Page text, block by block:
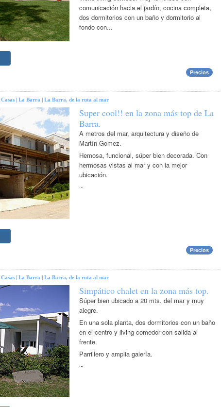
comunicación hacia el jardín, cocina completa,
dos dormitorios con un baño y dormitorio al
fondo con...
Precios
Casas La Barra La Barra, de la ruta al mar
Super cool!! en la zona más top de La
Barra.
A metros del mar, arquitectura y diseño de
Martín Gomez.
Hemosa, funcional, súper bien decorada. Con
hermosas vistas al mar y con la mejor
ubicación.
...
Precios
Casas La Barra La Barra, de la ruta al mar
Simpático chalet en la zona más top.
Súper bien ubicado a 20 mts. del mar y muy
alegre.
En una sola planta, dos dormitorios con un baño
en el centro y living comedor con salida al
frente.
Parrillero y amplia galería.
...